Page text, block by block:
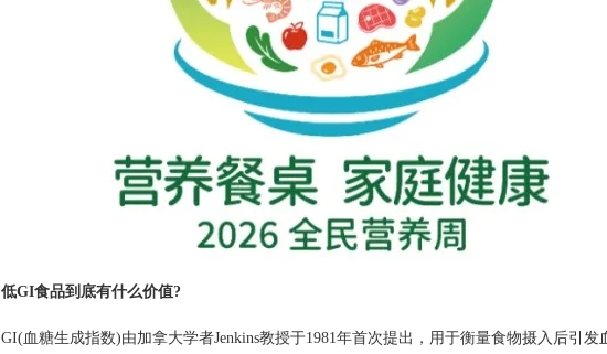
低GI食品到底有什么价值?
GI(血糖生成指数)由加拿大学者Jenkins教授于1981年首次提出，用于衡量食物摄入后引发